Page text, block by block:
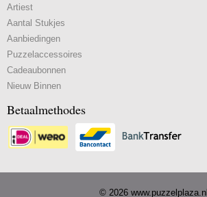
Artiest
Aantal Stukjes
Aanbiedingen
Puzzelaccessoires
Cadeaubonnen
Nieuw Binnen
Betaalmethodes
© 2026 www.puzzelplaza.nl